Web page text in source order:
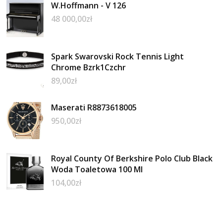
W.Hoffmann - V 126
48 000,00zł
Spark Swarovski Rock Tennis Light
Chrome Bzrk1Czchr
89,00zł
Maserati R8873618005
950,00zł
Royal County Of Berkshire Polo Club Black
Woda Toaletowa 100 Ml
104,00zł